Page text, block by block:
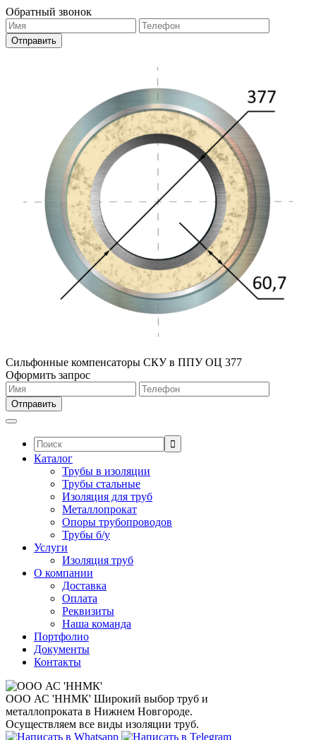
Обратный звонок
Сильфонные компенсаторы СКУ в ППУ ОЦ 377
Оформить запрос
Поиск:
Каталог
Трубы в изоляции
Трубы стальные
Изоляция для труб
Металлопрокат
Опоры трубопроводов
Трубы б/у
Услуги
Изоляция труб
О компании
Доставка
Оплата
Реквизиты
Наша команда
Портфолио
Документы
Контакты
ООО АС 'ННМК' Широкий выбор труб и
металлопроката в Нижнем Новгороде.
Осуществляем все виды изоляции труб.